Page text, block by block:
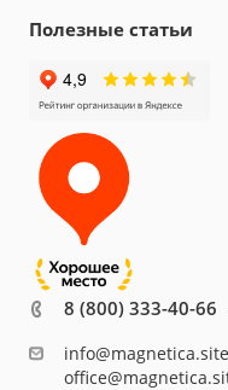
Полезные статьи
8 (800) 333-40-66
info@magnetica.site